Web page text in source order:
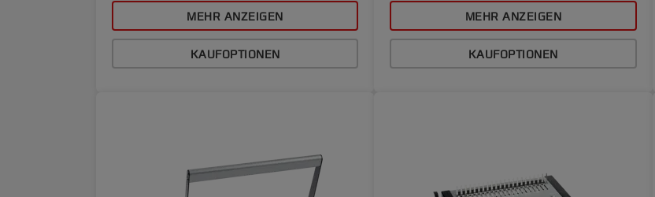
MEHR ANZEIGEN
KAUFOPTIONEN
MEHR ANZEIGEN
KAUFOPTIONEN